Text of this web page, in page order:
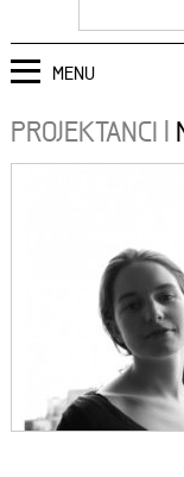
MENU
PROJEKTANCI